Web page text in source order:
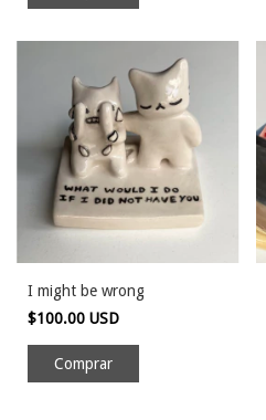
I might be wrong
$100.00 USD